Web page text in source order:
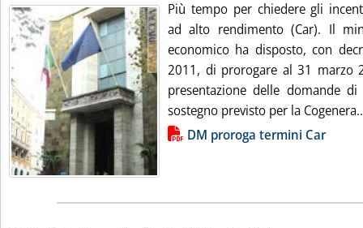
Più tempo per chiedere gli
ad alto rendimento (Car). Il
economico ha disposto, con
2011, di prorogare al 31 marzo
presentazione delle domande
sostegno previsto per la
Lista allegati PDF alla notiziaDM proroga termini Car